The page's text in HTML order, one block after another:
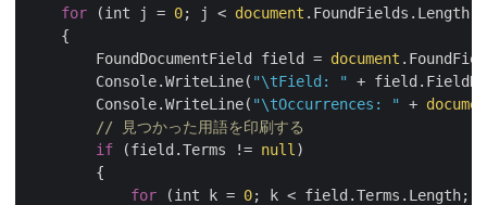
for (int j = 0; j < document
    {
        FoundDocumentField field =
document
        Console.WriteLine(
"\tField: "
+
        Console.WriteLine(
"\tOccurrences: " +
// 見つかった用語を印刷する
if (field.Terms != null )
        {
for (int k = 0; k < field.Terms.Length;